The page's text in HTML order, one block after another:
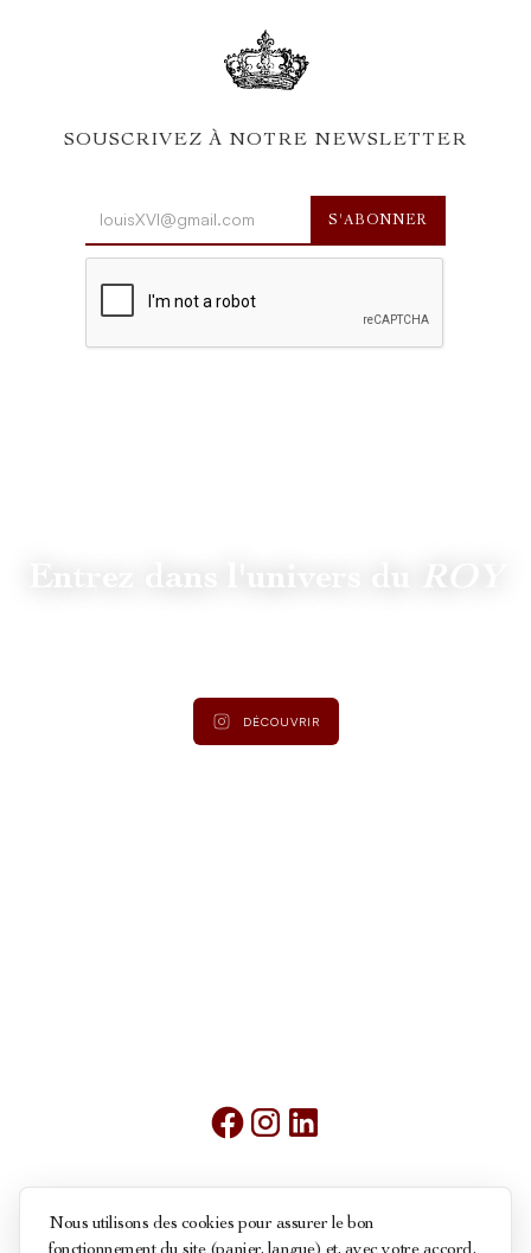
SOUSCRIVEZ À NOTRE NEWSLETTER
ROY
DÉCOUVRIR
Conditions générales de ventes
Nous utilisons des cookies pour assurer le bon